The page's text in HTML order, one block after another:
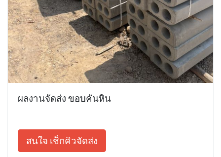
ผลงานจัดส่ง ขอบคันหิน
สนใจ เช็กคิวจัดส่ง